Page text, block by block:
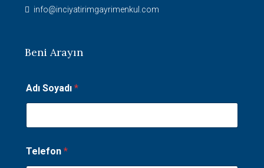
info@inciyatirimgayrimenkul.com
Beni Arayın
e
r
e
i
m
Adı Soyadı *
Telefon *